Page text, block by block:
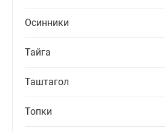
Осинники
Тайга
Таштагол
Топки